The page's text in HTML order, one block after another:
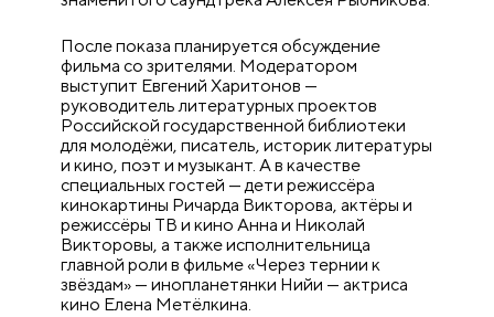
После показа планируется обсуждение
фильма со зрителями. Модератором
выступит Евгений Харитонов —
руководитель литературных проектов
Российской государственной библиотеки
для молодёжи, писатель, историк литературы
и кино, поэт и музыкант. А в качестве
специальных гостей — дети режиссёра
кинокартины Ричарда Викторова, актёры и
режиссёры ТВ и кино Анна и Николай
Викторовы, а также исполнительница
главной роли в фильме «Через тернии к
звёздам» — инопланетянки Нийи — актриса
кино Елена Метёлкина.